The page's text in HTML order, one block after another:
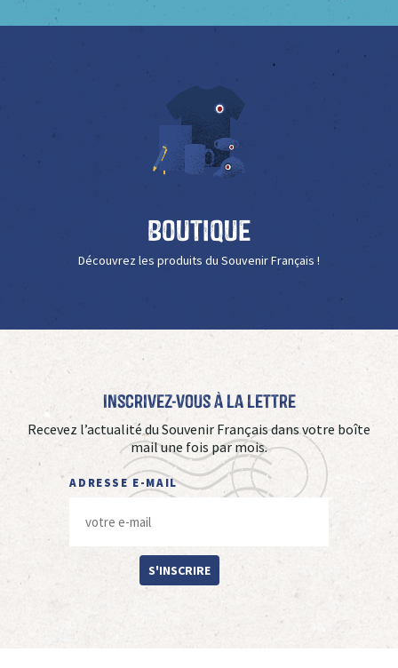
Boutique
Découvrez les produits du Souvenir Français !
Inscrivez-vous à La Lettre
Recevez l’actualité du Souvenir Français dans votre boîte
mail une fois par mois.
ADRESSE E-MAIL
S'INSCRIRE